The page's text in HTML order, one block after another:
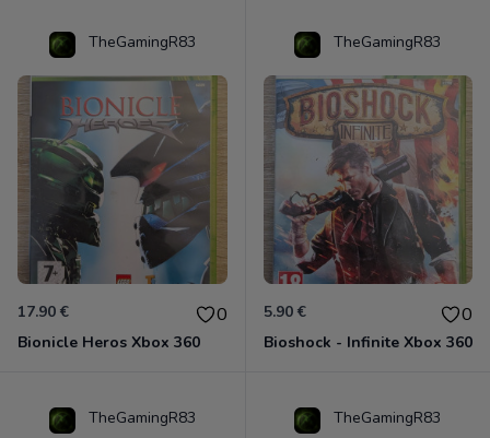
TheGamingR83
17.90 € 0
Bionicle Heros Xbox 360
TheGamingR83
5.90 € 0
Bioshock - Infinite Xbox 360
TheGamingR83 TheGamingR83